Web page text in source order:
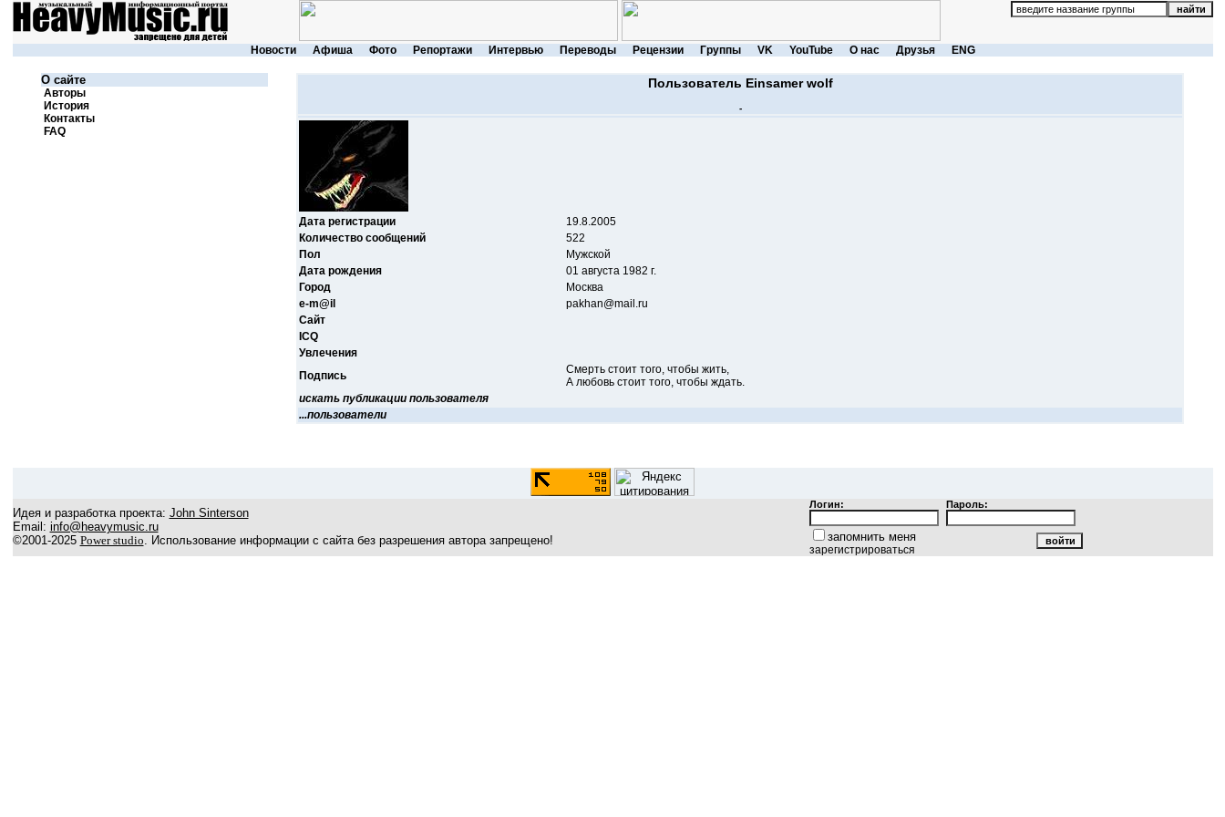
Новости Афиша Фото Репортажи Интервью Переводы Рецензии Группы VK YouTube О нас Друзья ENG
О сайте
Авторы
История
Контакты
FAQ
Пользователь Einsamer wolf
-
Дата регистрации
19.8.2005
Количество сообщений
522
Пол
Мужской
Дата рождения
01 августа 1982 г.
Город
Москва
e-m@il
pakhan@mail.ru
Cайт
ICQ
Увлечения
Подпись
Смерть стоит того, чтобы жить,
А любовь стоит того, чтобы ждать.
искать публикации пользователя
...пользователи
Идея и разработка проекта: John Sinterson
Email: info@heavymusic.ru
©2001-2025 Power studio. Использование информации с сайта без разрешения автора запрещено!
Логин: Пароль:
запомнить меня
зарегистрироваться